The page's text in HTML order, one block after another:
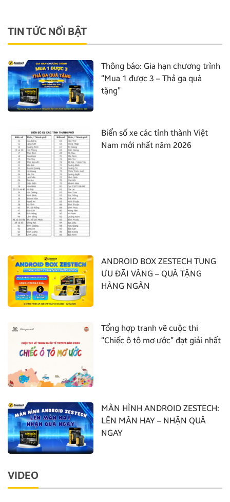
TIN TỨC NỔI BẬT
Thông báo: Gia hạn chương trình
“Mua 1 được 3 – Thả ga quà
tặng”
Biển số xe các tỉnh thành Việt
Nam mới nhất năm 2026
ANDROID BOX ZESTECH TUNG
ƯU ĐÃI VÀNG – QUÀ TẶNG
HÀNG NGÀN
Tổng hợp tranh vẽ cuộc thi
“Chiếc ô tô mơ ước” đạt giải nhất
MÀN HÌNH ANDROID ZESTECH:
LÊN MÀN HAY – NHẬN QUÀ
NGAY
VIDEO